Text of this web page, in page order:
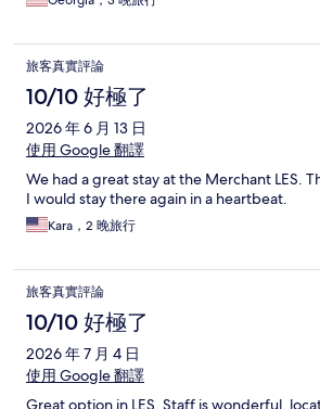
旅客真實評論
10/10 好極了
2026 年 6 月 13 日
使用 Google 翻譯
We had a great stay at the Merchant LES.
I would stay there again in a heartbeat.
Kara，2 晚旅行
旅客真實評論
10/10 好極了
2026 年 7 月 4 日
使用 Google 翻譯
Great option in LES. Staff is wonderful,